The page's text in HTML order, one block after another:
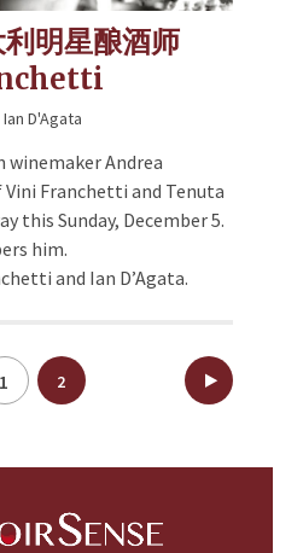
明星酿酒师
Ian D'Agata
Andrea
Franchetti and Tenuta
this Sunday, December 5.
him.
and Ian D’Agata.
1 2